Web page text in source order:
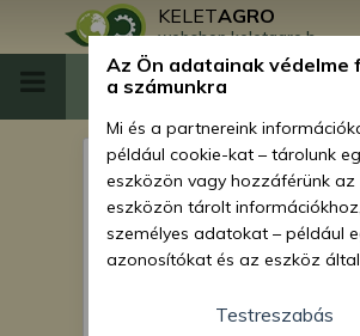
KELETAGRO
webshop.keletagro.hu
Vonószerkezet
kistraktorokhoz
Az Ön adatainak védelme
a számunkra
Mi és a partnereink
például cookie-kat – tárolunk
eszközön vagy hozzáférünk az
eszközön tárolt
személyes adatokat – például
azonosítókat és az eszköz
személyre szabott hirdetések és
Testreszabás